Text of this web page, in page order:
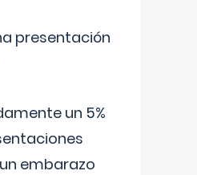
presentación
un 5%
embarazo